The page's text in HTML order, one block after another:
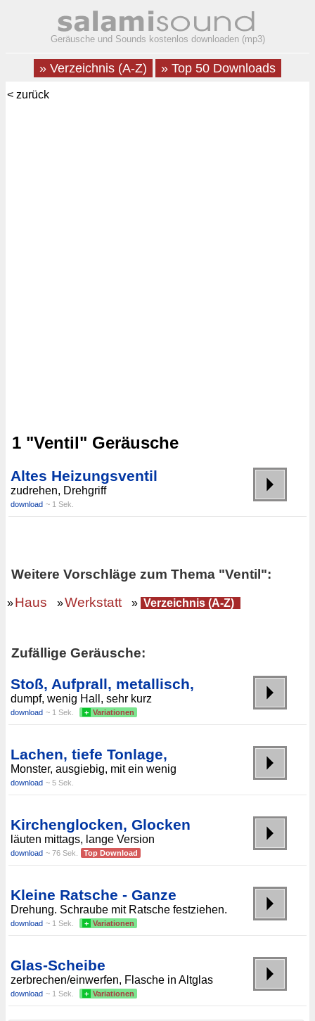
Geräusche und Sounds kostenlos downloaden (mp3)
» Verzeichnis (A-Z) » Top 50 Downloads
< zurück
1 "Ventil" Geräusche
Altes Heizungsventil
zudrehen, Drehgriff
download ~ 1 Sek.
Weitere Vorschläge zum Thema "Ventil":
»Haus »Werkstatt » Verzeichnis (A-Z)
Zufällige Geräusche:
Stoß, Aufprall, metallisch,
dumpf, wenig Hall, sehr kurz
download ~ 1 Sek. + Variationen
Lachen, tiefe Tonlage,
Monster, ausgiebig, mit ein wenig
download ~ 5 Sek.
Kirchenglocken, Glocken
läuten mittags, lange Version
download ~ 76 Sek. Top Download
Kleine Ratsche - Ganze
Drehung. Schraube mit Ratsche festziehen.
download ~ 1 Sek. + Variationen
Glas-Scheibe
zerbrechen/einwerfen, Flasche in Altglas
download ~ 1 Sek. + Variationen